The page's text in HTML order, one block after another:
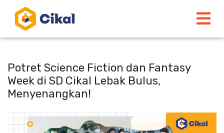
Potret Science Fiction dan Fantasy
Week di SD Cikal Lebak Bulus,
Menyenangkan!